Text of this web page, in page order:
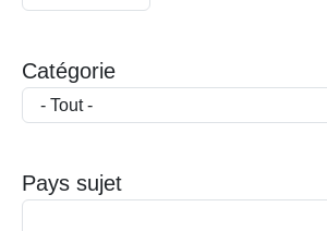
Catégorie
Pays sujet